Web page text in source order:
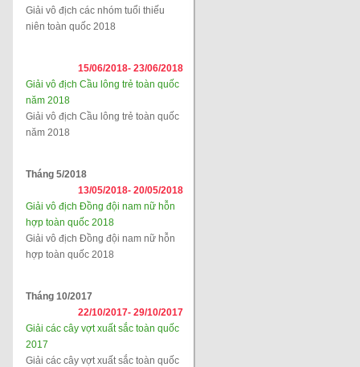
Giải vô địch các nhóm tuổi thiếu
niên toàn quốc 2018
15/06/2018- 23/06/2018
Giải vô địch Cầu lông trẻ toàn quốc
năm 2018
Giải vô địch Cầu lông trẻ toàn quốc
năm 2018
Tháng 5/2018
13/05/2018- 20/05/2018
Giải vô địch Đồng đội nam nữ hỗn
hợp toàn quốc 2018
Giải vô địch Đồng đội nam nữ hỗn
hợp toàn quốc 2018
Tháng 10/2017
22/10/2017- 29/10/2017
Giải các cây vợt xuất sắc toàn quốc
2017
Giải các cây vợt xuất sắc toàn quốc